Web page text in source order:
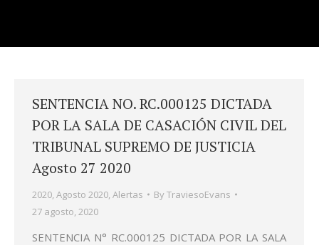
SENTENCIA NO. RC.000125 DICTADA
POR LA SALA DE CASACIÓN CIVIL DEL
TRIBUNAL SUPREMO DE JUSTICIA
Agosto 27 2020
2020, Agosto 2020, Alertas ByTraviesoEvans
27 agosto, 2020
SENTENCIA N° RC.000125 DICTADA POR LA SALA